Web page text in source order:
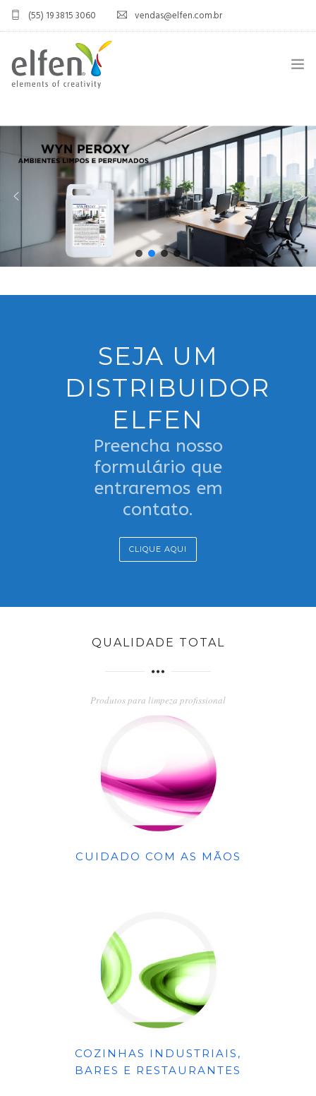
(55) 19 3815 3060 vendas@elfen.com.br
QUEM SOMOS
JOINT VENTURE
ÁREA DO DISTRIBUIDOR
PRODUTOS
SEJA UM
DISTRIBUIDOR
ELFEN
Preencha nosso
formulário que
entraremos em
contato.
CLIQUE AQUI
QUALIDADE TOTAL
Produtos para limpeza profissional
CUIDADO COM AS MÃOS
COZINHAS INDUSTRIAIS,
BARES E RESTAURANTES